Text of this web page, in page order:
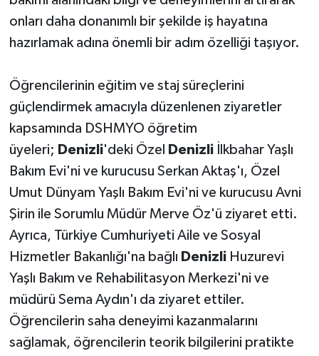
onları daha donanımlı bir şekilde iş hayatına
hazırlamak adına önemli bir adım özelliği taşıyor.
Öğrencilerinin eğitim ve staj süreçlerini
güçlendirmek amacıyla düzenlenen ziyaretler
kapsamında DSHMYO öğretim
üyeleri; Denizli'deki Özel Denizliİlkbahar Yaşlı
Bakım Evi'ni ve kurucusu Serkan Aktaş'ı, Özel
Umut Dünyam Yaşlı Bakım Evi'ni ve kurucusu Avni
Şirin ile Sorumlu Müdür Merve Öz'ü ziyaret etti.
Ayrıca, Türkiye Cumhuriyeti Aile ve Sosyal
Hizmetler Bakanlığı'na bağlı DenizliHuzurevi
Yaşlı Bakım ve Rehabilitasyon Merkezi'ni ve
müdürü Sema Aydın'ı da ziyaret ettiler.
Öğrencilerin saha deneyimi kazanmalarını
sağlamak, öğrencilerin teorik bilgilerini pratikte